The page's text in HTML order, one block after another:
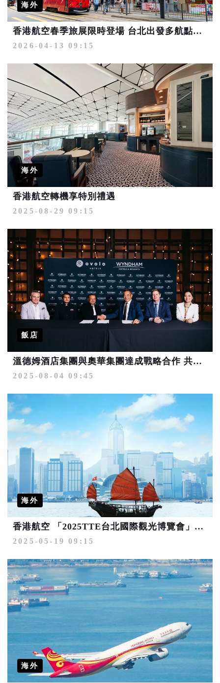
海外
香港航空春季旅展限時登場 台北出發多航點享專屬優惠
2026-04-13 09:15
海外
香港航空轉機享特別禮遇
2025-08-29 09:15
飯店
溫德姆酒店集團與奧華集團達成戰略合作 共拓高端酒店亞太版圖
2025-08-04 09:45
海外
香港航空 「2025TTE台北國際觀光博覽會」限時促銷優惠
2025-05-19 09:15
海外